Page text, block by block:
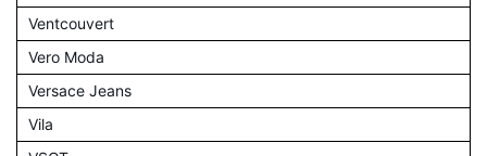
Ventcouvert
Vero Moda
Versace Jeans
Vila